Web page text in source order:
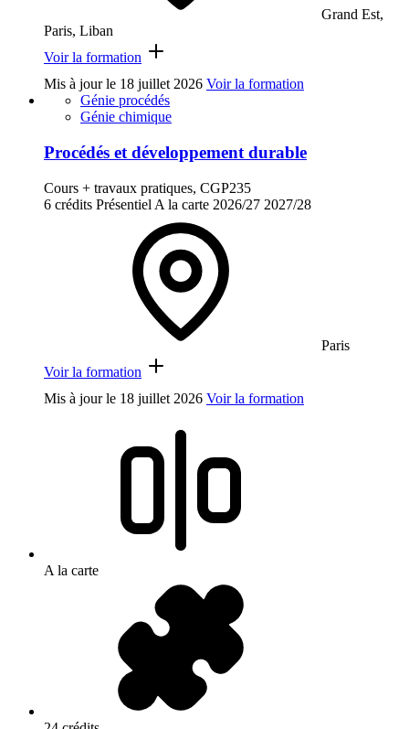
Grand Est,
Paris, Liban
Voir la formation
Mis à jour le 18 juillet 2026 Voir la formation
Génie procédés
Génie chimique
Procédés et développement durable
Cours + travaux pratiques, CGP235
6 crédits Présentiel A la carte 2026/27 2027/28
Paris
Voir la formation
Mis à jour le 18 juillet 2026 Voir la formation
A la carte